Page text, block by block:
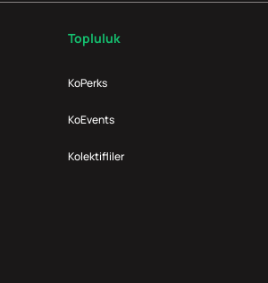
Topluluk
KoPerks
KoEvents
Kolektifliler